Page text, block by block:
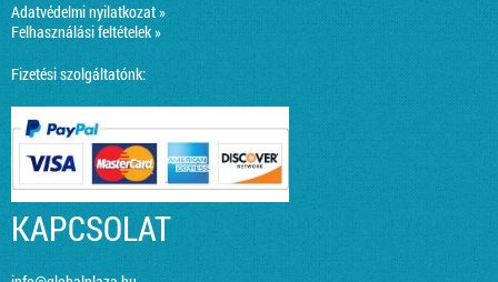
Adatvédelmi nyilatkozat »
Felhasználási feltételek »
Fizetési szolgáltatónk:
KAPCSOLAT